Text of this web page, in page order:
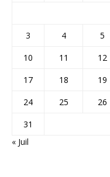
3
4 5
10
11 12
17
18 19
24
25 26
31
« Juil